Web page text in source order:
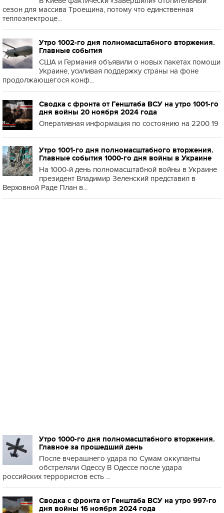
сезон для массива Троещина, потому что единственная
теплоэлектроце...
Утро 1002-го дня полномасштабного вторжения.
Главные события
США и Германия объявили о новых пакетах помощи
Украине, усиливая поддержку страны на фоне
продолжающегося конф...
Сводка с фронта от Генштаба ВСУ на утро 1001-го
дня войны 20 ноября 2024 года
Оперативная информация по состоянию на 2200 19
Утро 1001-го дня полномасштабного вторжения.
Главные события 1000-го дня войны в Украине
На 1000-й день полномасштабной войны в Украине
президент Владимир Зеленский представил в
Верховной Раде План в...
Утро 1000-го дня полномасштабного вторжения.
Главное за прошедший день
После вчерашнего удара по Сумам оккупанты
обстреляли Одессу В Одессе после удара
российских террористов есть ...
Сводка с фронта от Генштаба ВСУ на утро 997-го
дня войны 16 ноября 2024 года